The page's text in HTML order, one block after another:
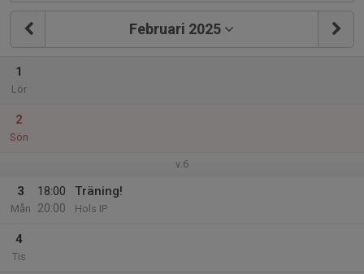
Februari 2025
1
Lör
2
Sön
v.6
3
Mån
18:00
20:00
Träning!
Hols IP
4
Tis